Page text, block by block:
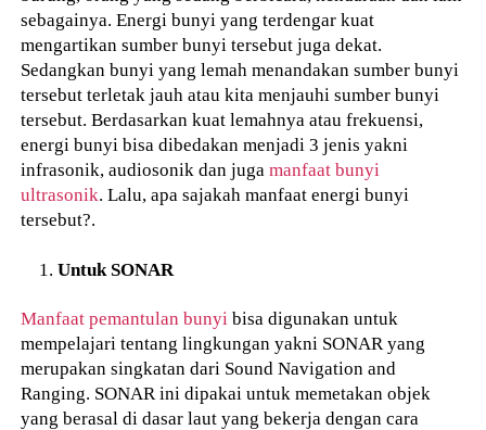
sebagainya. Energi bunyi yang terdengar kuat
mengartikan sumber bunyi tersebut juga dekat.
Sedangkan bunyi yang lemah menandakan sumber bunyi
tersebut terletak jauh atau kita menjauhi sumber bunyi
tersebut. Berdasarkan kuat lemahnya atau frekuensi,
energi bunyi bisa dibedakan menjadi 3 jenis yakni
infrasonik, audiosonik dan jugamanfaat bunyi
ultrasonik. Lalu, apa sajakah manfaat energi bunyi
tersebut?.
Untuk SONAR
Manfaat pemantulan bunyi bisa digunakan untuk
mempelajari tentang lingkungan yakni SONAR yang
merupakan singkatan dari Sound Navigation and
Ranging. SONAR ini dipakai untuk memetakan objek
yang berasal di dasar laut yang bekerja dengan cara